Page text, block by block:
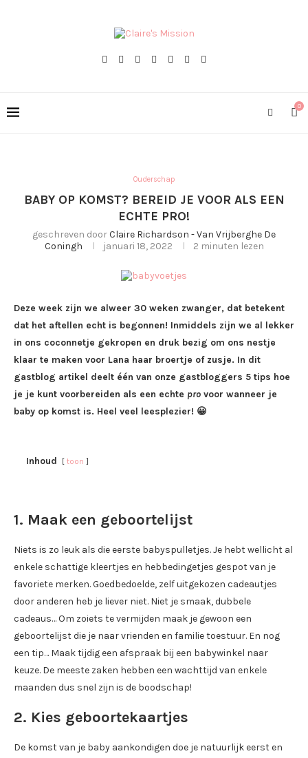
0
Ouderschap
BABY OP KOMST? BEREID JE VOOR ALS EEN
ECHTE PRO!
geschreven doorClaire Richardson - Van Vrijberghe De
Coningh
januari 18, 2022 2 minuten lezen
Deze week zijn we alweer 30 weken zwanger, dat betekent
dat het aftellen echt is begonnen! Inmiddels zijn we al lekker
in ons coconnetje gekropen en druk bezig om ons nestje
klaar te maken voor Lana haar broertje of zusje. In dit
gastblog artikel deelt één van onze gastbloggers 5 tips hoe
je je kunt voorbereiden als een echte pro voor wanneer je
baby op komst is. Heel veel leesplezier! 😀
Inhoud toon
1. Maak een geboortelijst
Niets is zo leuk als die eerste babyspulletjes. Je hebt wellicht al
enkele schattige kleertjes en hebbedingetjes gespot van je
favoriete merken. Goedbedoelde, zelf uitgekozen cadeautjes
door anderen heb je liever niet. Niet je smaak, dubbele
cadeaus… Om zoiets te vermijden maak je gewoon een
geboortelijst die je naar vrienden en familie toestuur. En nog
een tip… Maak tijdig een afspraak bij een babywinkel naar
keuze. De meeste zaken hebben een wachttijd van enkele
maanden dus snel zijn is de boodschap!
2. Kies geboortekaartjes
De komst van je baby aankondigen doe je natuurlijk eerst en